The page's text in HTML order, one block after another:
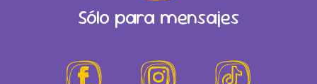
Sólo para mensajes